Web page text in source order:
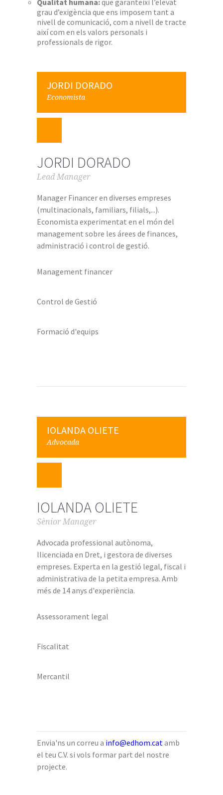
Qualitat humana:que garanteixi l’elevat
grau d’exigència que ens imposem tant a
nivell de comunicació, com a nivell de tracte
així com en els valors personals i
professionals de rigor.
JORDI DORADO
Economista
JORDI DORADO
Lead Manager
Manager Financer en diverses empreses
(multinacionals, familiars, filials,...).
Economista experimentat en el món del
management sobre les árees de finances,
administració i control de gestió.
Management financer
Control de Gestió
Formació d'equips
IOLANDA OLIETE
Advocada
IOLANDA OLIETE
Sènior Manager
Advocada professional autònoma,
llicenciada en Dret, i gestora de diverses
empreses. Experta en la gestió legal, fiscal i
administrativa de la petita empresa. Amb
més de 14 anys d'experiència.
Assessorament legal
Fiscalitat
Mercantil
Envia'ns un correu a info@edhom.catamb
el teu C.V. si vols formar part del nostre
projecte.